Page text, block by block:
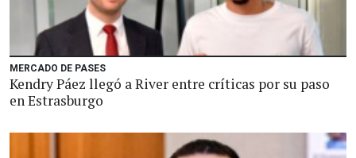
MERCADO DE PASES
Kendry Páez llegó a River entre críticas por su paso
en Estrasburgo